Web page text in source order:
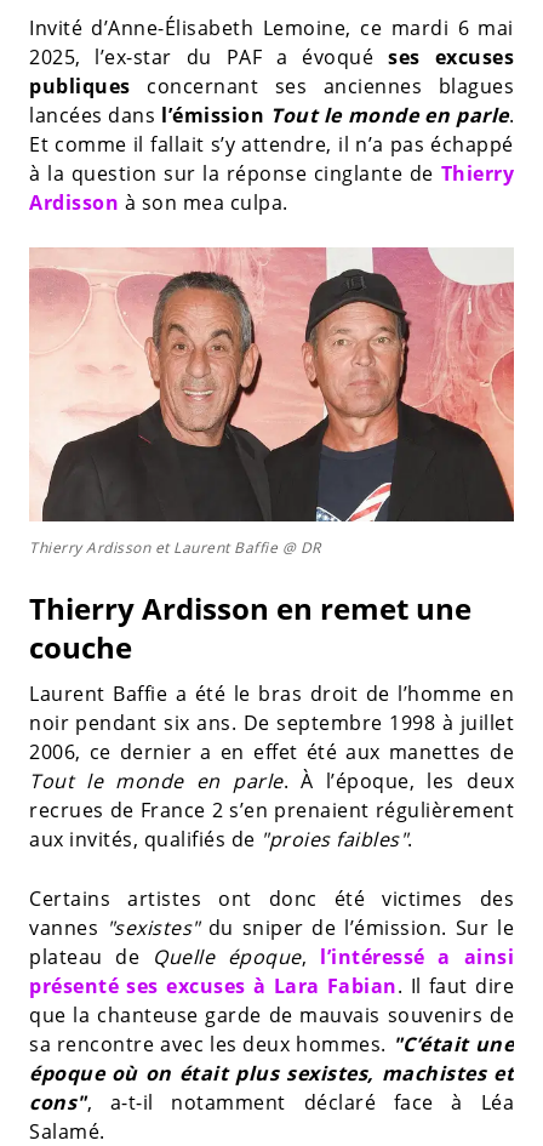
Invité d’Anne-Élisabeth Lemoine, ce mardi 6 mai
2025, l’ex-star du PAF a évoquéses excuses
publiques concernant ses anciennes blagues
lancées dans l’émission Tout le monde en parle.
Et comme il fallait s’y attendre, il n’a pas échappé
à la question sur la réponse cinglante de Thierry
Ardisson à son mea culpa.
Thierry Ardisson et Laurent Baffie @ DR
Thierry Ardisson en remet une
couche
Laurent Baffie a été le bras droit de l’homme en
noir pendant six ans. De septembre 1998 à juillet
2006, ce dernier a en effet été aux manettes de
Tout le monde en parle. À l’époque, les deux
recrues de France 2 s’en prenaient régulièrement
aux invités, qualifiés de "proies faibles".
Certains artistes ont donc été victimes des
vannes "sexistes"du sniper de l’émission. Sur le
plateau de Quelle époque, l’intéressé a ainsi
présenté ses excuses à Lara Fabian. Il faut dire
que la chanteuse garde de mauvais souvenirs de
sa rencontre avec les deux hommes. "C’était une
époque où on était plus sexistes, machistes et
cons", a-t-il notamment déclaré face à Léa
Salamé.